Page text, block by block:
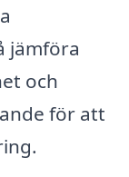
jämföra
och
för att